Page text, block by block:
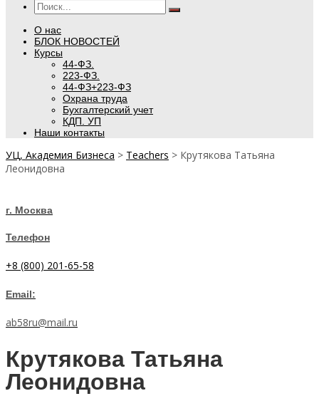
О нас
БЛОК НОВОСТЕЙ
Курсы
44-ФЗ.
223-ФЗ.
44-ФЗ+223-ФЗ
Охрана труда
Бухгалтерский учет
КДП. УП
Наши контакты
УЦ, Академия Бизнеса > Teachers > Крутякова Татьяна
Леонидовна
г. Москва
Телефон
+8 (800) 201-65-58
Email:
ab58ru@mail.ru
Крутякова Татьяна
Леонидовна